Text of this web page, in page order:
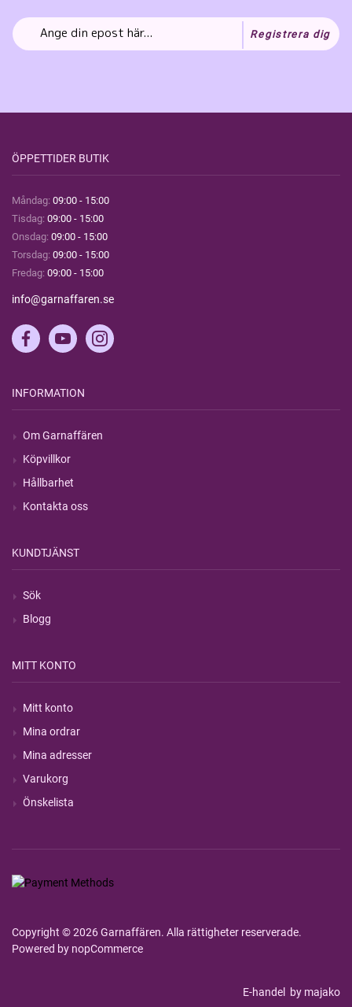
Registrera dig
ÖPPETTIDER BUTIK
Måndag: 09:00 - 15:00
Tisdag: 09:00 - 15:00
Onsdag: 09:00 - 15:00
Torsdag: 09:00 - 15:00
Fredag: 09:00 - 15:00
info@garnaffaren.se
INFORMATION
Om Garnaffären
Köpvillkor
Hållbarhet
Kontakta oss
KUNDTJÄNST
Sök
Blogg
MITT KONTO
Mitt konto
Mina ordrar
Mina adresser
Varukorg
Önskelista
Copyright © 2026 Garnaffären. Alla rättigheter reserverade.
Powered by nopCommerce
E-handel by majako